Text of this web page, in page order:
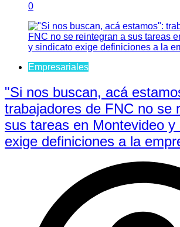
0
Empresariales
"Si nos buscan, acá
trabajadores de FNC no se
sus tareas en Montevideo y
exige definiciones a la